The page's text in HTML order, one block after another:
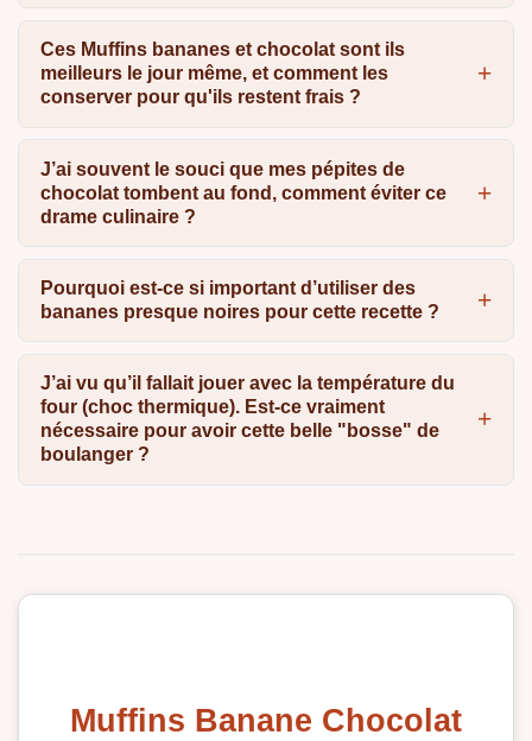
Ces Muffins bananes et chocolat sont ils
meilleurs le jour même, et comment les
conserver pour qu'ils restent frais ?
J’ai souvent le souci que mes pépites de
chocolat tombent au fond, comment éviter ce
drame culinaire ?
Pourquoi est-ce si important d’utiliser des
bananes presque noires pour cette recette ?
J’ai vu qu’il fallait jouer avec la température du
four (choc thermique). Est-ce vraiment
nécessaire pour avoir cette belle "bosse" de
boulanger ?
Muffins Banane Chocolat